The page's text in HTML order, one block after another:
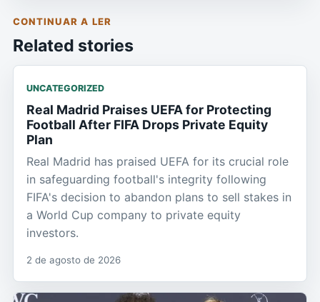
CONTINUAR A LER
Related stories
UNCATEGORIZED
Real Madrid Praises UEFA for Protecting
Football After FIFA Drops Private Equity
Plan
Real Madrid has praised UEFA for its crucial role
in safeguarding football's integrity following
FIFA's decision to abandon plans to sell stakes in
a World Cup company to private equity
investors.
2 de agosto de 2026